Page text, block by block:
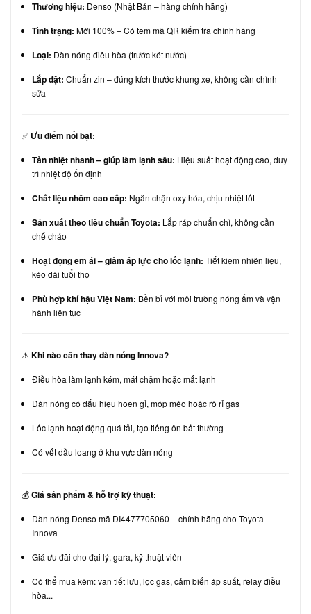
Thương hiệu: Denso (Nhật Bản – hàng chính hãng)
Tình trạng: Mới 100% – Có tem mã QR kiểm tra chính hãng
Loại: Dàn nóng điều hòa (trước két nước)
Lắp đặt: Chuẩn zin – đúng kích thước khung xe, không cần chỉnh
sửa
✅ Ưu điểm nổi bật:
Tản nhiệt nhanh – giúp làm lạnh sâu: Hiệu suất hoạt động cao, duy
trì nhiệt độ ổn định
Chất liệu nhôm cao cấp: Ngăn chặn oxy hóa, chịu nhiệt tốt
Sản xuất theo tiêu chuẩn Toyota: Lắp ráp chuẩn chỉ, không cần
chế cháo
Hoạt động êm ái – giảm áp lực cho lốc lạnh: Tiết kiệm nhiên liệu,
kéo dài tuổi thọ
Phù hợp khí hậu Việt Nam: Bền bỉ với môi trường nóng ẩm và vận
hành liên tục
⚠️ Khi nào cần thay dàn nóng Innova?
Điều hòa làm lạnh kém, mát chậm hoặc mất lạnh
Dàn nóng có dấu hiệu hoen gỉ, móp méo hoặc rò rỉ gas
Lốc lạnh hoạt động quá tải, tạo tiếng ồn bất thường
Có vết dầu loang ở khu vực dàn nóng
💰Giá sản phẩm & hỗ trợ kỹ thuật:
Dàn nóng Denso mã DI4477705060 – chính hãng cho Toyota
Innova
Giá ưu đãi cho đại lý, gara, kỹ thuật viên
Có thể mua kèm: van tiết lưu, lọc gas, cảm biến áp suất, relay điều
hòa...